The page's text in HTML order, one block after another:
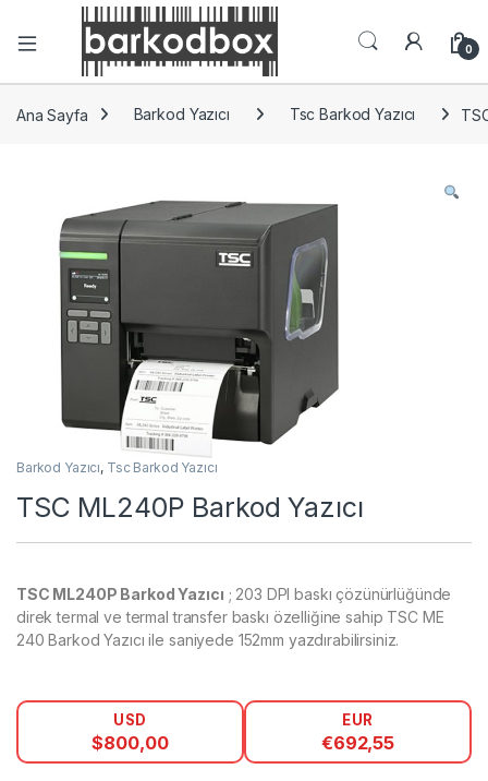
0
Ana Sayfa Barkod Yazıcı Tsc Barkod Yazıcı
Barkod Yazıcı, Tsc Barkod Yazıcı
TSC ML240P Barkod Yazıcı
TSC ML240P Barkod Yazıcı ; 203 DPI baskı çözünürlüğünde
direk termal ve termal transfer baskı özelliğine sahip TSC ME
240 Barkod Yazıcı ile saniyede 152mm yazdırabilirsiniz.
USD
$800,00
EUR
€692,55